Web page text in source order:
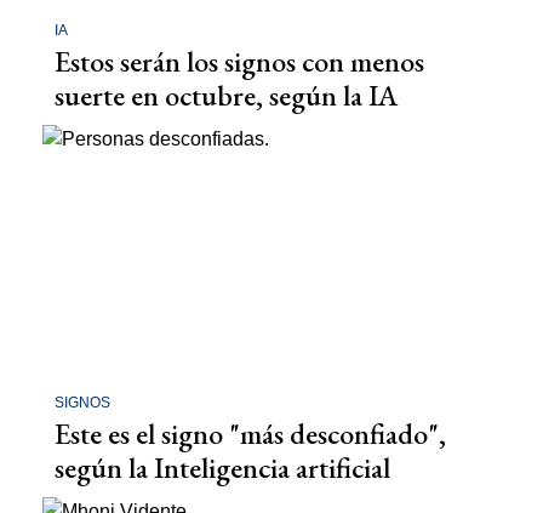
IA
Estos serán los signos con menos
suerte en octubre, según la IA
SIGNOS
Este es el signo "más desconfiado",
según la Inteligencia artificial